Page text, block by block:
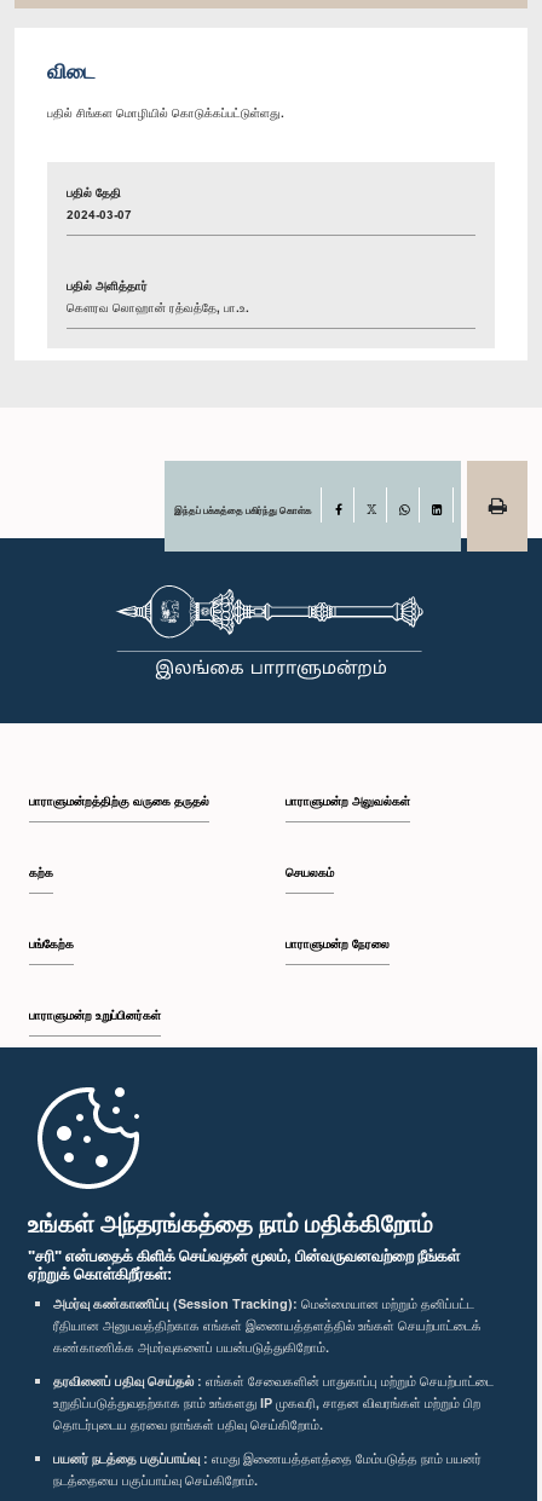
உங்கள் அந்தரங்கத்தை நாம் மதிக்கிறோம்
"சரி" என்பதைக் கிளிக் செய்வதன் மூலம், பின்வருவனவற்றை நீங்கள்
ஏற்றுக் கொள்கிறீர்கள்:
அமர்வு கண்காணிப்பு (Session Tracking): மென்மையான மற்றும் தனிப்பட்ட
ரீதியான அனுபவத்திற்காக எங்கள் இணையத்தளத்தில் உங்கள் செயற்பாட்டைக்
கண்காணிக்க அமர்வுகளைப் பயன்படுத்துகிறோம்.
தரவினைப் பதிவு செய்தல் : எங்கள் சேவைகளின் பாதுகாப்பு மற்றும் செயற்பாட்டை
உறுதிப்படுத்துவதற்காக நாம் உங்களது IP முகவரி, சாதன விவரங்கள் மற்றும் பிற
தொடர்புடைய தரவை நாங்கள் பதிவு செய்கிறோம்.
பயனர் நடத்தை பகுப்பாய்வு : எமது இணையத்தளத்தை மேம்படுத்த நாம் பயனர்
நடத்தையை பகுப்பாய்வு செய்கிறோம்.
விடை
பதில் சிங்கள மொழியில் கொடுக்கப்பட்டுள்ளது.
பதில் தேதி
2024-03-07
பதில் அளித்தார்
கௌரவ லொஹான் ரத்வத்தே, பா.உ.
இந்தப் பக்கத்தை பகிர்ந்து கொள்க Facebook
பாராளுமன்றத்திற்கு வருகை தருதல்
கற்க
பங்கேற்க
பாராளுமன்ற உறுப்பினர்கள்
முதற்பக்கம்
பாராளுமன்ற அலுவல்கள்
செயலகம்
பாராளுமன்ற நேரலை
பாராளுமன்ற கையடக்க செயலி
எம்மை பின்தொடர்க :
விருதுகள்
தனியுரிமைக் கொள்கை